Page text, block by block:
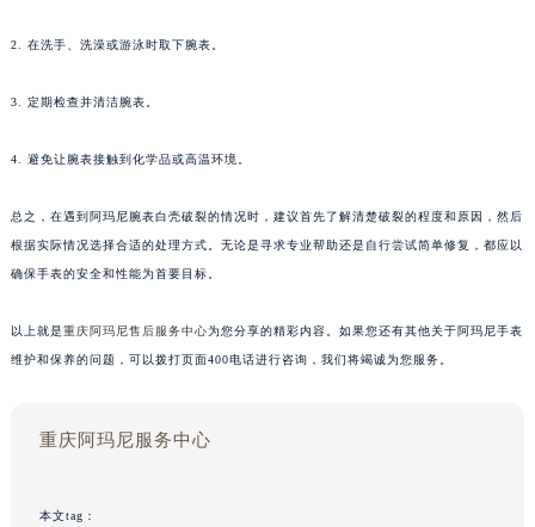
2. 在洗手、洗澡或游泳时取下腕表。
3. 定期检查并清洁腕表。
4. 避免让腕表接触到化学品或高温环境。
总之，在遇到阿玛尼腕表白壳破裂的情况时，建议首先了解清楚破裂的程度和原因，然后
根据实际情况选择合适的处理方式。无论是寻求专业帮助还是自行尝试简单修复，都应以
确保手表的安全和性能为首要目标。
以上就是重庆阿玛尼售后服务中心为您分享的精彩内容。如果您还有其他关于阿玛尼手表
维护和保养的问题，可以拨打页面400电话进行咨询，我们将竭诚为您服务。
重庆阿玛尼服务中心
本文tag：